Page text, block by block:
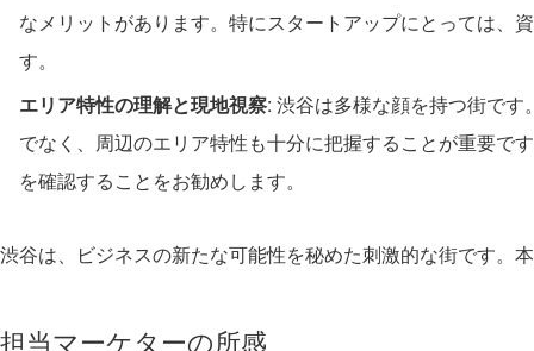
なメリットがあります。特にスタートアップにとっては、
す。
エリア特性の理解と現地視察: 渋谷は多様な顔を持つ街で
でなく、周辺のエリア特性も十分に把握することが重要で
を確認することをお勧めします。
渋谷は、ビジネスの新たな可能性を秘めた刺激的な街です。
担当マーケターの所感